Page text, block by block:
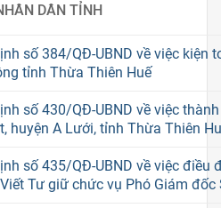
DÂN TỈNH
số 384/QĐ-UBND về việc kiện
tỉnh Thừa Thiên Huế
số 430/QĐ-UBND về việc
huyện A Lưới, tỉnh Thừa Thiên
số 435/QĐ-UBND về việc điều
Tư giữ chức vụ Phó Giám đốc